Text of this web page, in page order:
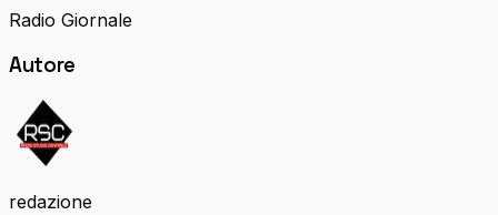
Radio Giornale
Autore
redazione